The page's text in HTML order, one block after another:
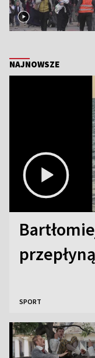
NAJNOWSZE
SPORT